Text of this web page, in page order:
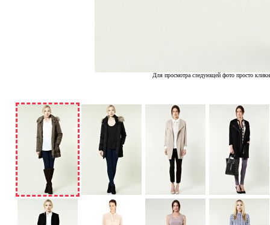
Для просмотра следующей фото просто